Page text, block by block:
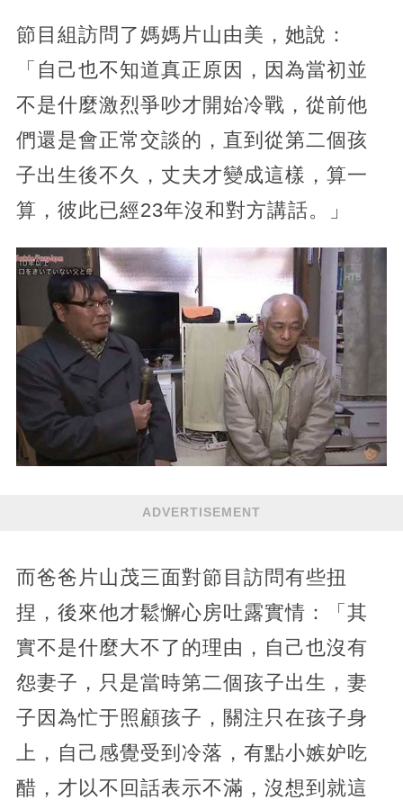
節目組訪問了媽媽片山由美，她說：
「自己也不知道真正原因，因為當初並
不是什麼激烈爭吵才開始冷戰，從前他
們還是會正常交談的，直到從第二個孩
子出生後不久，丈夫才變成這樣，算一
算，彼此已經23年沒和對方講話。」
ADVERTISEMENT
而爸爸片山茂三面對節目訪問有些扭
捏，後來他才鬆懈心房吐露實情：「其
實不是什麼大不了的理由，自己也沒有
怨妻子，只是當時第二個孩子出生，妻
子因為忙于照顧孩子，關注只在孩子身
上，自己感覺受到冷落，有點小嫉妒吃
醋，才以不回話表示不滿，沒想到就這